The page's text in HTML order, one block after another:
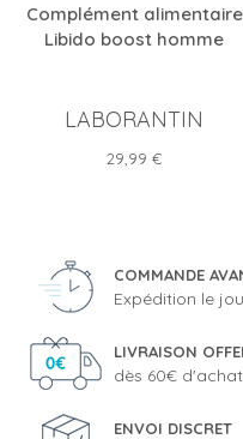
Complément alimentaire
Libido boost homme
LABORANTIN
Prix
29,99 €
COMMANDE
Expédition le
LIVRAISON
dès 60€
ENVOI DISCRET